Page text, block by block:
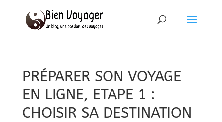
PRÉPARER SON VOYAGE
EN LIGNE, ETAPE 1 :
CHOISIR SA DESTINATION